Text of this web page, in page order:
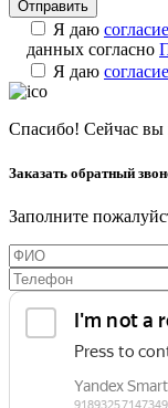
Я даю согласие
данных согласно
Я даю согласие
Спасибо! Сейчас вы
Заказать обратный
Заполните